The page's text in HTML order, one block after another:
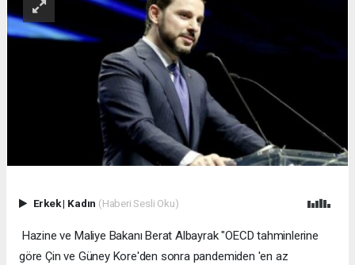
Erkek| Kadın (Haberi Sesli Oku)
Hazine ve Maliye Bakanı Berat Albayrak "OECD tahminlerine
göre Çin ve Güney Kore'den sonra pandemiden 'en az